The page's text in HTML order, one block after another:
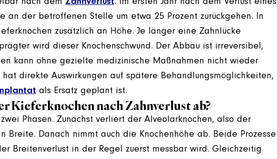
an der betroffenen Stelle um etwa 25 Prozent zurückgehen. In
zusätzlich an Höhe. Je länger eine Zahnlücke
wird dieser Knochenschwund. Der Abbau ist irreversibel,
kann ohne gezielte medizinische Maßnahmen nicht wieder
hat direkte Auswirkungen auf spätere Behandlungsmöglichkeiten,
als Ersatz geplant ist.
Kieferknochen nach Zahnverlust ab?
Phasen. Zunächst verliert der Alveolarknochen, also der
Breite. Danach nimmt auch die Knochenhöhe ab. Beide Prozesse
Breitenverlust in der Regel zuerst messbar wird. Gleichzeitig